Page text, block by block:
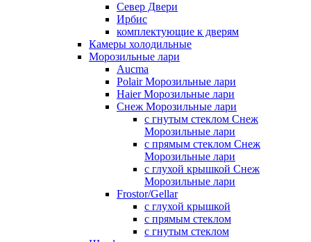
Север Двери
Ирбис
комплектующие к дверям
Камеры холодильные
Морозильные лари
Aucma
Polair Морозильные лари
Haier Морозильные лари
Снеж Морозильные лари
с гнутым стеклом Снеж
Морозильные лари
с прямым стеклом Снеж
Морозильные лари
с глухой крышкой Снеж
Морозильные лари
Frostor/Gellar
с глухой крышкой
с прямым стеклом
с гнутым стеклом